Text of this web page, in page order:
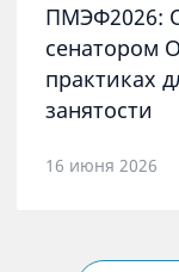
ПМЭФ2026:
сенатором
практиках
занятости
16 июня 2026